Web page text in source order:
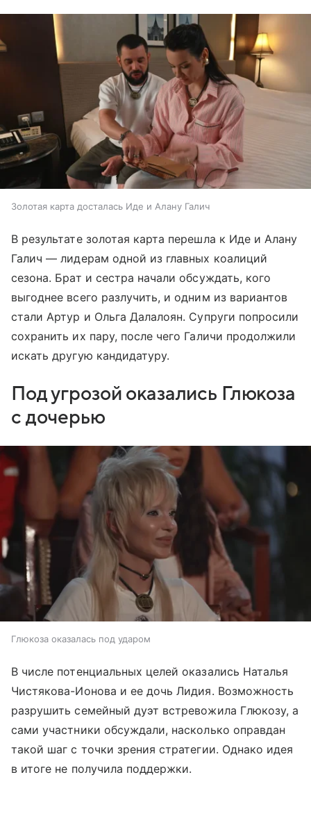
Золотая карта досталась Иде и Алану Галич
В результате золотая карта перешла к Иде и Алану
Галич — лидерам одной из главных коалиций
сезона. Брат и сестра начали обсуждать, кого
выгоднее всего разлучить, и одним из вариантов
стали Артур и Ольга Далалоян. Супруги попросили
сохранить их пару, после чего Галичи продолжили
искать другую кандидатуру.
Под угрозой оказались Глюкоза
с дочерью
Глюкоза оказалась под ударом
В числе потенциальных целей оказались Наталья
Чистякова-Ионова и ее дочь Лидия. Возможность
разрушить семейный дуэт встревожила Глюкозу, а
сами участники обсуждали, насколько оправдан
такой шаг с точки зрения стратегии. Однако идея
в итоге не получила поддержки.